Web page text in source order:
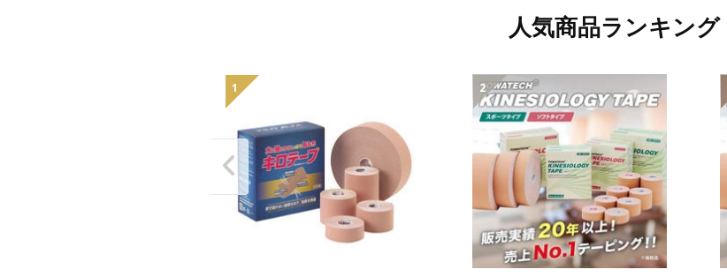
人気商品ランキング
1 2